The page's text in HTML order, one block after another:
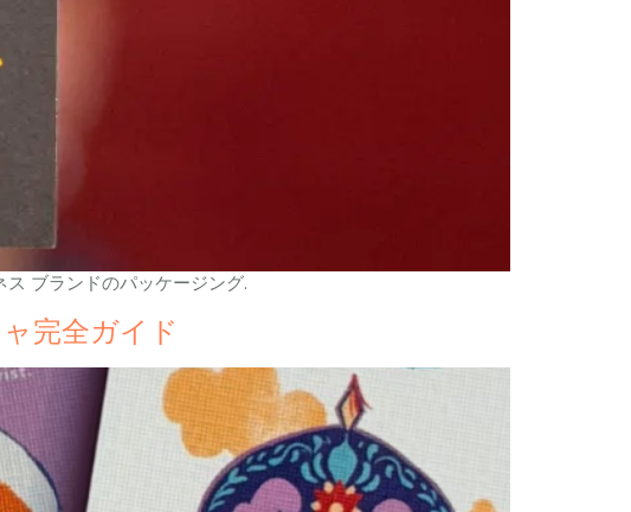
ブランドのパッケージング.
完全ガイド